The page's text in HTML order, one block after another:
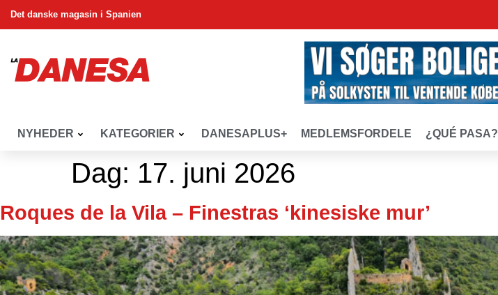
Det danske magasin i Spanien
NYHEDER KATEGORIER DANESAPLUS+ MEDLEMSFORDELE ¿QUÉ PASA?
Dag: 17. juni 2026
Roques de la Vila – Finestras ‘kinesiske mur’